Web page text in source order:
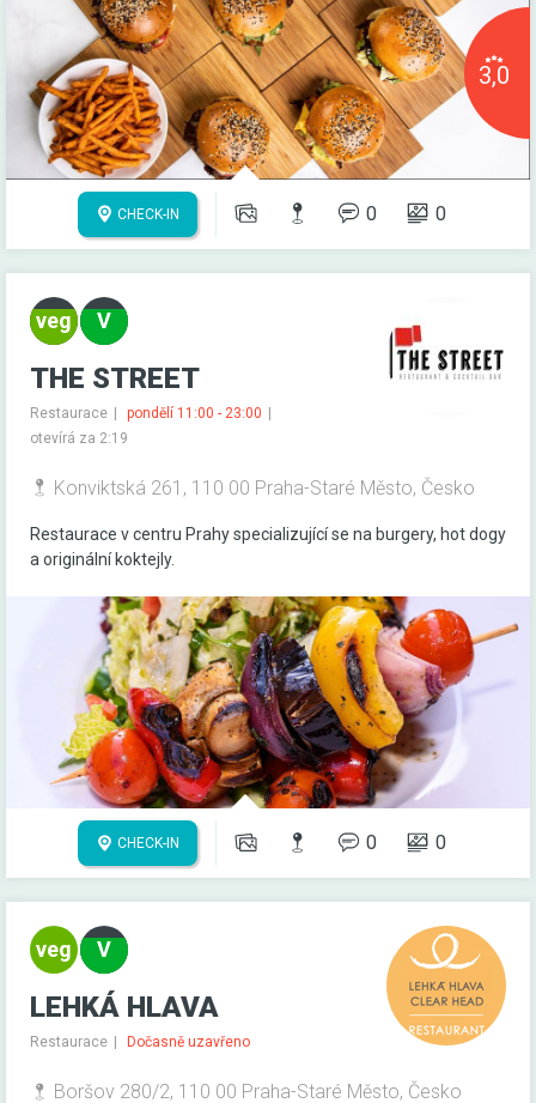
3,0
CHECK-IN 0 0
THE STREET
Restaurace
pondělí 11:00 - 23:00
otevírá za 2:19
Konviktská 261, 110 00 Praha-Staré Město, Česko
Restaurace v centru Prahy specializující se na burgery, hot dogy
a originální koktejly.
CHECK-IN 0 0
LEHKÁ HLAVA
Restaurace Dočasně uzavřeno
Boršov 280/2, 110 00 Praha-Staré Město, Česko